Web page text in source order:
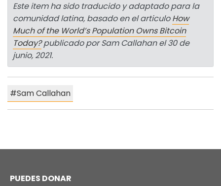
Este item ha sido traducido y adaptado para la
comunidad latina, basado en el articuloHow
Much of the World’s Population Owns Bitcoin
Today?publicado por Sam Callahan el 30 de
junio, 2021.
Sam Callahan
PUEDES DONAR